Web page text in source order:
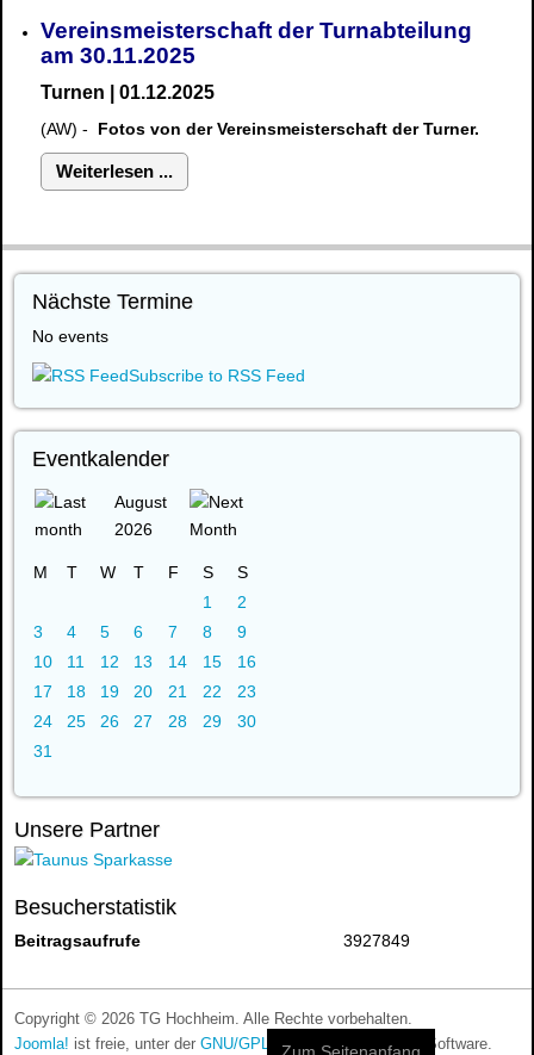
Vereinsmeisterschaft der Turnabteilung
am 30.11.2025
Turnen | 01.12.2025
(AW) - Fotos von der Vereinsmeisterschaft der Turner.
Weiterlesen ...
Nächste Termine
No events
Subscribe to RSS Feed
Eventkalender
August
2026
M T W T F S
S
1
2
3
4 5 6 7 8
9
10
11 12 13 14 15
16
17
18 19 20 21 22
23
24
25 26 27 28 29
30
31
Unsere Partner
Besucherstatistik
Beitragsaufrufe 3927849
Copyright © 2026 TG Hochheim. Alle Rechte vorbehalten.
Joomla! ist freie, unter der GNU/GPL-Lizenz veröffentlichte Software.